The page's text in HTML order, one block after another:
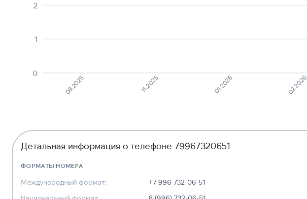
0
1
2
08.2025 11.2025 01.2026 02.2026
Детальная информация о телефоне 79967320651
ФОРМАТЫ НОМЕРА
Международный формат:
+7 996 732-06-51